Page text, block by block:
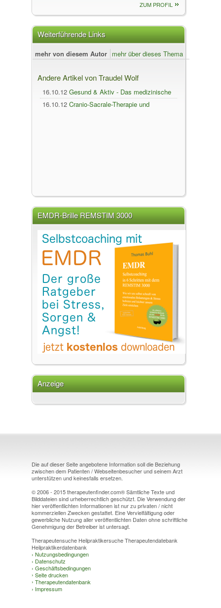
ZUM PROFIL
Weiterführende Links
mehr von diesem Autor mehr über dieses Thema
Andere Artikel von Traudel Wolf
16.10.12 Gesund & Aktiv - Das medizinische
Stoffwechselprogramm
16.10.12 Cranio-Sacrale-Therapie und
EMDR-Brille REMSTIM 3000
Anzeige
Die auf dieser Seite angebotene Information soll die Beziehung
zwischen dem Patienten / Webseitenbesucher und seinem Arzt
unterstützen und keinesfalls ersetzen.
© 2006 - 2015 therapeutenfinder.com® Sämtliche Texte und
Bilddateien sind urheberrechtlich geschützt. Die Verwendung der
hier veröffentlichten Informationen ist nur zu privaten / nicht
kommerziellen Zwecken gestattet. Eine Vervielfältigung oder
gewerbliche Nutzung aller veröffentlichten Daten ohne schriftliche
Genehmigung der Betreiber ist untersagt.
Therapeutensuche Heilpraktikersuche Therapeutendatebank
Heilpraktikerdatenbank
› Nutzungsbedingungen
› Datenschutz
› Geschäftsbedingungen
› Seite drucken
› Therapeutendatenbank
› Impressum